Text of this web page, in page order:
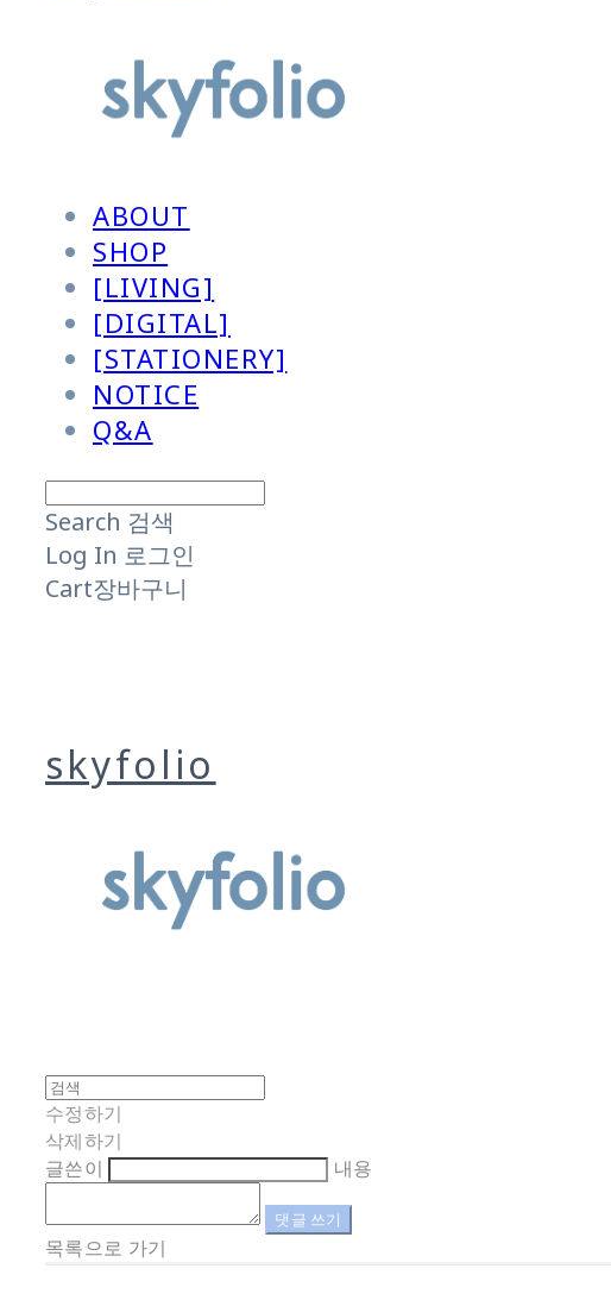
ABOUT
SHOP
[LIVING]
[DIGITAL]
[STATIONERY]
NOTICE
Q&A
Search 검색
Log In 로그인
Cart장바구니
skyfolio
수정하기
삭제하기
글쓴이
내용
댓글 쓰기
목록으로 가기